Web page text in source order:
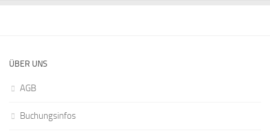
ÜBER UNS
AGB
Buchungsinfos